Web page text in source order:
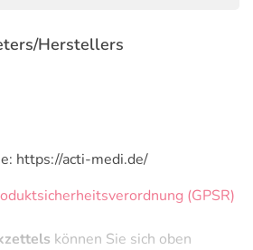
Herstellers
https://acti-medi.de/
(GPSR)
können Sie sich oben